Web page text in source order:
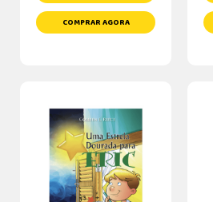
COMPRAR AGORA